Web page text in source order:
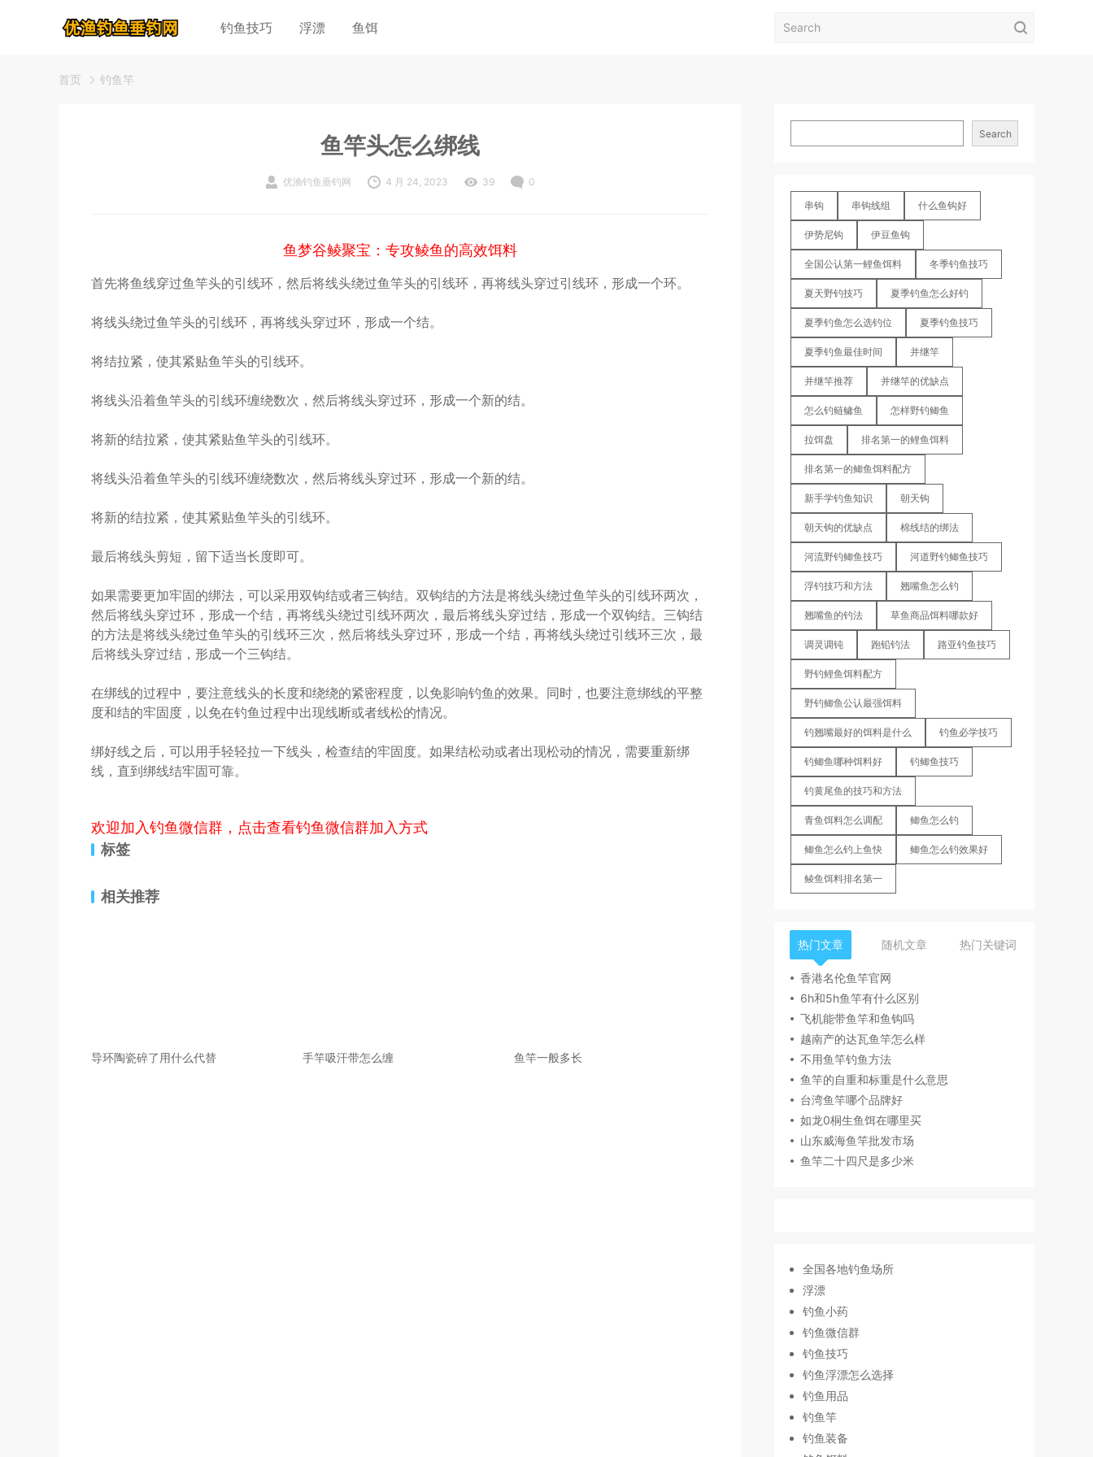
钓鱼技巧 浮漂 鱼饵
首页 钓鱼竿
鱼竿头怎么绑线
优渔钓鱼垂钓网 4 月 24, 2023 39 0
鱼梦谷鲮聚宝：专攻鲮鱼的高效饵料
首先将鱼线穿过鱼竿头的引线环，然后将线头绕过鱼竿头的引线环，再将线头穿过引线环，形成一个环。
将线头绕过鱼竿头的引线环，再将线头穿过环，形成一个结。
将结拉紧，使其紧贴鱼竿头的引线环。
将线头沿着鱼竿头的引线环缠绕数次，然后将线头穿过环，形成一个新的结。
将新的结拉紧，使其紧贴鱼竿头的引线环。
将线头沿着鱼竿头的引线环缠绕数次，然后将线头穿过环，形成一个新的结。
将新的结拉紧，使其紧贴鱼竿头的引线环。
最后将线头剪短，留下适当长度即可。
如果需要更加牢固的绑法，可以采用双钩结或者三钩结。双钩结的方法是将线头绕过鱼竿头的引线环两次，
然后将线头穿过环，形成一个结，再将线头绕过引线环两次，最后将线头穿过结，形成一个双钩结。三钩结
的方法是将线头绕过鱼竿头的引线环三次，然后将线头穿过环，形成一个结，再将线头绕过引线环三次，最
后将线头穿过结，形成一个三钩结。
在绑线的过程中，要注意线头的长度和绕绕的紧密程度，以免影响钓鱼的效果。同时，也要注意绑线的平整
度和结的牢固度，以免在钓鱼过程中出现线断或者线松的情况。
绑好线之后，可以用手轻轻拉一下线头，检查结的牢固度。如果结松动或者出现松动的情况，需要重新绑
线，直到绑线结牢固可靠。
欢迎加入钓鱼微信群，点击查看钓鱼微信群加入方式
标签
相关推荐
导环陶瓷碎了用什么代替 手竿吸汗带怎么缠 鱼竿一般多长
Search
串钩 串钩线组 什么鱼钩好
伊势尼钩 伊豆鱼钩
全国公认第一鲤鱼饵料 冬季钓鱼技巧
夏天野钓技巧 夏季钓鱼怎么好钓
夏季钓鱼怎么选钓位 夏季钓鱼技巧
夏季钓鱼最佳时间 并继竿
并继竿推荐 并继竿的优缺点
怎么钓鲢鳙鱼 怎样野钓鲫鱼
拉饵盘 排名第一的鲤鱼饵料
排名第一的鲫鱼饵料配方
新手学钓鱼知识 朝天钩
朝天钩的优缺点 棉线结的绑法
河流野钓鲫鱼技巧 河道野钓鲫鱼技巧
浮钓技巧和方法 翘嘴鱼怎么钓
翘嘴鱼的钓法 草鱼商品饵料哪款好
调灵调钝 跑铅钓法 路亚钓鱼技巧
野钓鲤鱼饵料配方
野钓鲫鱼公认最强饵料
钓翘嘴最好的饵料是什么 钓鱼必学技巧
钓鲫鱼哪种饵料好 钓鲫鱼技巧
钓黄尾鱼的技巧和方法
青鱼饵料怎么调配 鲫鱼怎么钓
鲫鱼怎么钓上鱼快 鲫鱼怎么钓效果好
鲮鱼饵料排名第一
热门文章 随机文章 热门关键词
香港名伦鱼竿官网
6h和5h鱼竿有什么区别
飞机能带鱼竿和鱼钩吗
越南产的达瓦鱼竿怎么样
不用鱼竿钓鱼方法
鱼竿的自重和标重是什么意思
台湾鱼竿哪个品牌好
如龙0桐生鱼饵在哪里买
山东威海鱼竿批发市场
鱼竿二十四尺是多少米
全国各地钓鱼场所
浮漂
钓鱼小药
钓鱼微信群
钓鱼技巧
钓鱼浮漂怎么选择
钓鱼用品
钓鱼竿
钓鱼装备